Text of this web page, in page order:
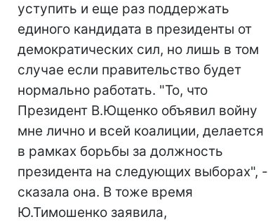
уступить и еще раз поддержать
единого кандидата в президенты от
демократических сил, но лишь в том
случае если правительство будет
нормально работать. "То, что
Президент В.Ющенко объявил войну
мне лично и всей коалиции, делается
в рамках борьбы за должность
президента на следующих выборах", -
сказала она. В тоже время
Ю.Тимошенко заявила,